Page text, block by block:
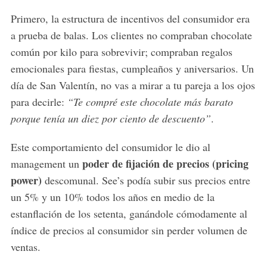
Primero, la estructura de incentivos del consumidor era
a prueba de balas. Los clientes no compraban chocolate
común por kilo para sobrevivir; compraban regalos
emocionales para fiestas, cumpleaños y aniversarios. Un
día de San Valentín, no vas a mirar a tu pareja a los ojos
para decirle: “Te compré este chocolate más barato
porque tenía un diez por ciento de descuento”.
Este comportamiento del consumidor le dio al
management un poder de fijación de precios (pricing
power) descomunal. See’s podía subir sus precios entre
un 5% y un 10% todos los años en medio de la
estanflación de los setenta, ganándole cómodamente al
índice de precios al consumidor sin perder volumen de
ventas.